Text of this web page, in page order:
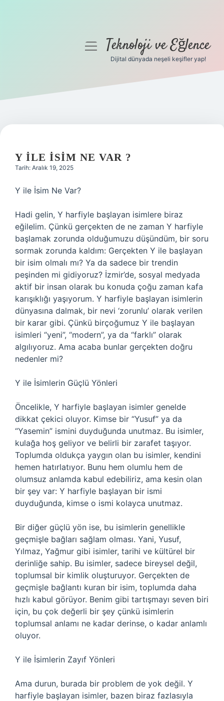
Gizlilik Politikası
Yasal Uyarı
menüyüTeknoloji ve Eğlence
Dijital dünyada neşeli keşifler yap!
Y ILE ISIM NE VAR ?
Tarih: Aralık 19, 2025
Y ile İsim Ne Var?
Hadi gelin, Y harfiyle başlayan isimlere biraz
eğilelim. Çünkü gerçekten de ne zaman Y harfiyle
başlamak zorunda olduğumuzu düşündüm, bir soru
sormak zorunda kaldım: Gerçekten Y ile başlayan
bir isim olmalı mı? Ya da sadece bir trendin
peşinden mi gidiyoruz? İzmir’de, sosyal medyada
aktif bir insan olarak bu konuda çoğu zaman kafa
karışıklığı yaşıyorum. Y harfiyle başlayan isimlerin
dünyasına dalmak, bir nevi ‘zorunlu’ olarak verilen
bir karar gibi. Çünkü birçoğumuz Y ile başlayan
isimleri “yeni”, “modern”, ya da “farklı” olarak
algılıyoruz. Ama acaba bunlar gerçekten doğru
nedenler mi?
Y ile İsimlerin Güçlü Yönleri
Öncelikle, Y harfiyle başlayan isimler genelde
dikkat çekici oluyor. Kimse bir “Yusuf” ya da
“Yasemin” ismini duyduğunda unutmaz. Bu isimler,
kulağa hoş geliyor ve belirli bir zarafet taşıyor.
Toplumda oldukça yaygın olan bu isimler, kendini
hemen hatırlatıyor. Bunu hem olumlu hem de
olumsuz anlamda kabul edebiliriz, ama kesin olan
bir şey var: Y harfiyle başlayan bir ismi
duyduğunda, kimse o ismi kolayca unutmaz.
Bir diğer güçlü yön ise, bu isimlerin genellikle
geçmişle bağları sağlam olması. Yani, Yusuf,
Yılmaz, Yağmur gibi isimler, tarihi ve kültürel bir
derinliğe sahip. Bu isimler, sadece bireysel değil,
toplumsal bir kimlik oluşturuyor. Gerçekten de
geçmişle bağlantı kuran bir isim, toplumda daha
hızlı kabul görüyor. Benim gibi tartışmayı seven biri
için, bu çok değerli bir şey çünkü isimlerin
toplumsal anlamı ne kadar derinse, o kadar anlamlı
oluyor.
Y ile İsimlerin Zayıf Yönleri
Ama durun, burada bir problem de yok değil. Y
harfiyle başlayan isimler, bazen biraz fazlasıyla